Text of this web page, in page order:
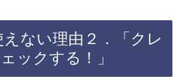
ない理由２．「クレ
ックする！」